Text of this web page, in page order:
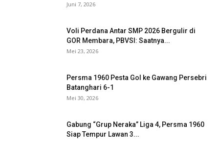
Juni 7, 2026
Voli Perdana Antar SMP 2026 Bergulir di
GOR Membara, PBVSI: Saatnya...
Mei 23, 2026
Persma 1960 Pesta Gol ke Gawang Persebri
Batanghari 6-1
Mei 30, 2026
Gabung “Grup Neraka” Liga 4, Persma 1960
Siap Tempur Lawan 3...